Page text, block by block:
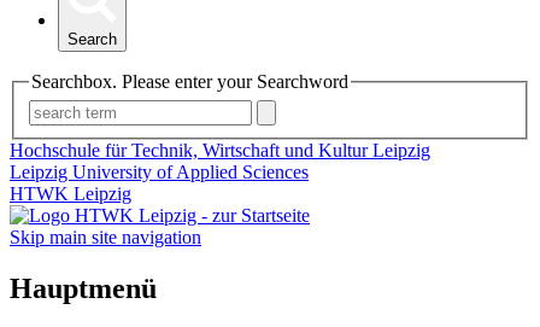
Search
Searchbox. Please enter your Searchword
Hochschule für Technik, Wirtschaft und Kultur Leipzig
Leipzig University of Applied Sciences
HTWK Leipzig
Skip main site navigation
Hauptmenü